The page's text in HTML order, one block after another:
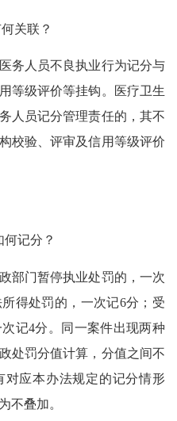
关联？
人员不良执业行为记分与
等级评价等挂钩。医疗卫生
人员记分管理责任的，其不
校验、评审及信用等级评价
记分？
门暂停执业处罚的，一次
得处罚的，一次记6分；受
记4分。同一案件出现两种
处罚分值计算，分值之间不
应本办法规定的记分情形
不叠加。